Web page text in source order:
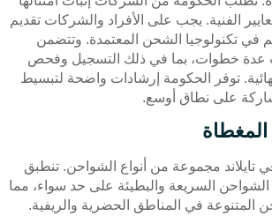
الفنية. يجب على الأفراد والشركات تقديم
في تكنولوجيا الشحن المعتمدة. وتتضمن
عدة خطوات، بما في ذلك التسجيل وفحص
توفر الحكومة إرشادات واضحة لتبسيط
على نطاق أوسع.
المغطاة
تايلاند مجموعة من أنواع الشواحن. تنطبق
السريعة والبطيئة على حد سواء، مما
المتنوعة في المناطق الحضرية والريفية.